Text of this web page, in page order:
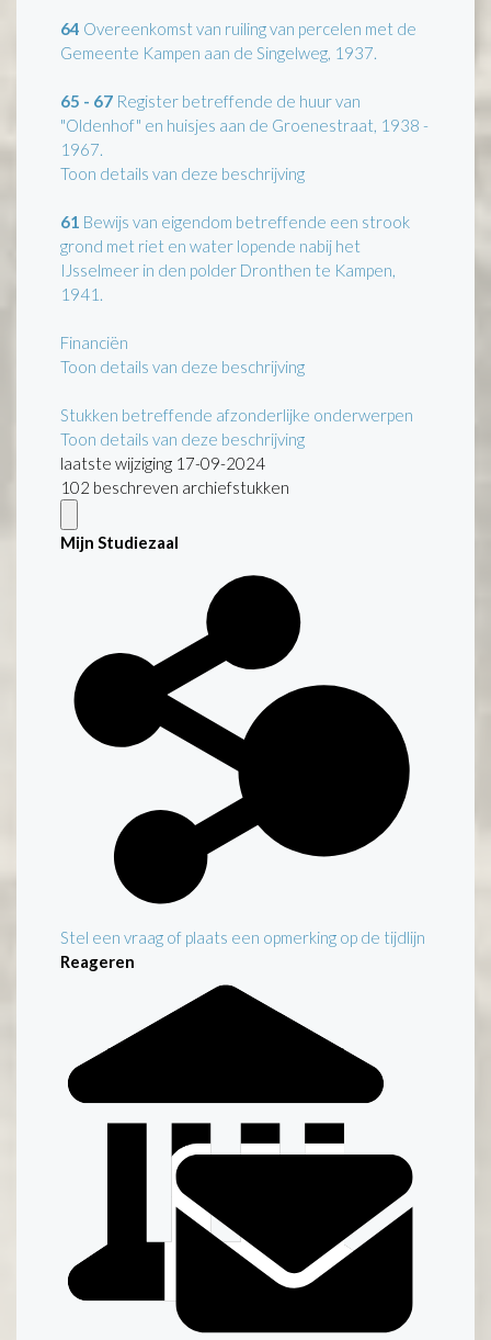
64 Overeenkomst van ruiling van percelen met de
Gemeente Kampen aan de Singelweg, 1937.
65 - 67 Register betreffende de huur van
"Oldenhof" en huisjes aan de Groenestraat, 1938 -
1967.
Toon details van deze beschrijving
61 Bewijs van eigendom betreffende een strook
grond met riet en water lopende nabij het
IJsselmeer in den polder Dronthen te Kampen,
1941.
Financiën
Toon details van deze beschrijving
Stukken betreffende afzonderlijke onderwerpen
Toon details van deze beschrijving
laatste wijziging 17-09-2024
102 beschreven archiefstukken
Mijn Studiezaal
Stel een vraag of plaats een opmerking op de tijdlijn
Reageren